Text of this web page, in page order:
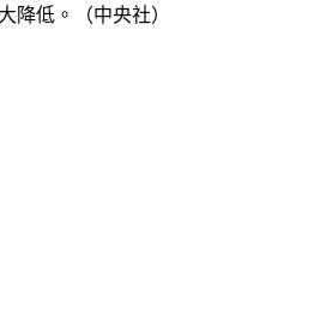
降低。（中央社）